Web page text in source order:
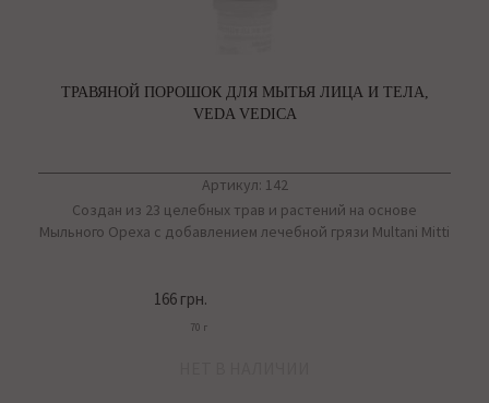
ТРАВЯНОЙ ПОРОШОК ДЛЯ МЫТЬЯ ЛИЦА И ТЕЛА,
VEDA VEDICA
Артикул: 142
Cоздан из 23 целебных трав и растений на основе
Мыльного Ореха с добавлением лечебной грязи Multani Mitti
166 грн.
70 г